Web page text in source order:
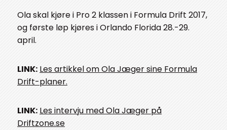
Ola skal kjøre i Pro 2 klassen i Formula Drift 2017,
og første løp kjøres i Orlando Florida 28.-29.
april.
LINK: Les artikkel om Ola Jæger sine Formula
Drift-planer.
LINK: Les intervju med Ola Jæger på
Driftzone.se